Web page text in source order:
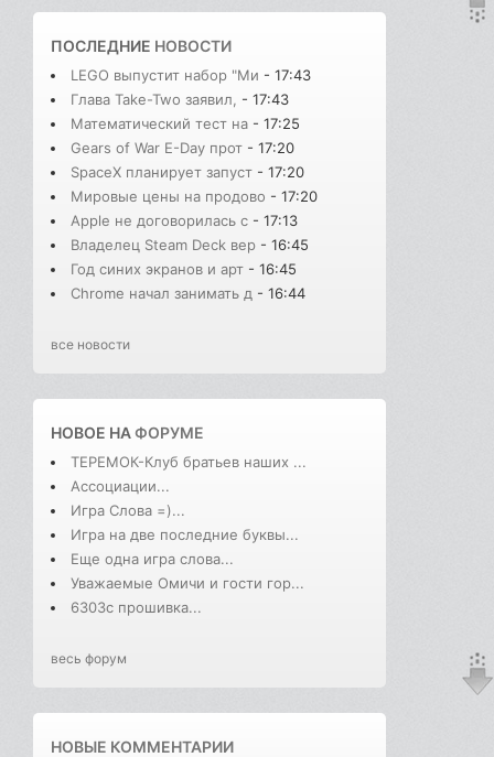
ПОСЛЕДНИЕ НОВОСТИ
LEGO выпустит набор "Ми - 17:43
Глава Take-Two заявил, - 17:43
Математический тест на - 17:25
Gears of War E-Day прот - 17:20
SpaceX планирует запуст - 17:20
Мировые цены на продово - 17:20
Apple не договорилась с - 17:13
Владелец Steam Deck вер - 16:45
Год синих экранов и арт - 16:45
Chrome начал занимать д - 16:44
все новости
НОВОЕ НАФОРУМЕ
ТЕРЕМОК-Клуб братьев наших ...
Ассоциации...
Игра Слова =)...
Игра на две последние буквы...
Еще одна игра слова...
Уважаемые Омичи и гости гор...
6303с прошивка...
весь форум
НОВЫЕ КОММЕНТАРИИ